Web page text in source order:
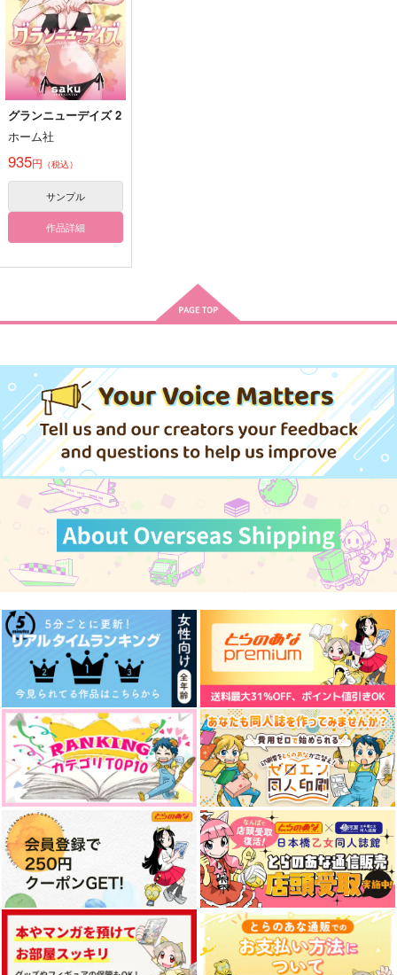
終わりよければすべて
よし
黒猫大和
440円（税込）
ヴェイン×ランスロット
サンプル
作品詳細
MY SWEET HOME 2
（税込）
ロイド×ヨル
作品詳細
HOME SWEET HOM
E ！2
25ぱんだ
480円（税込）
ヴィクトル×勝生勇利
サンプル
作品詳細
ぬいと暮らす4騎士
A-K
550円（税込）
パーシヴァル×ランスロット
サンプル
作品詳細
HOME
ツキミビヨリ
944円（税込）
リオセスリ×ヌヴィレット
HOME
glueck glueck
2,200 （税込）
オルコット×グエル
二十三時の秘密のお話
世間亭
707円（税込）
杉元佐一×尾形百之助
グランブルーファンタジー
ヴェイン×ランスロット
サンプル
カート
グランニューデイズ 2
ホーム社
935円 （税込）
サンプル
作品詳細